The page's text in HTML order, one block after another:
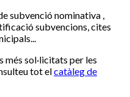
subvenció nominativa ,
subvencions, cites
sol·licitats per les
tot elcatàleg de